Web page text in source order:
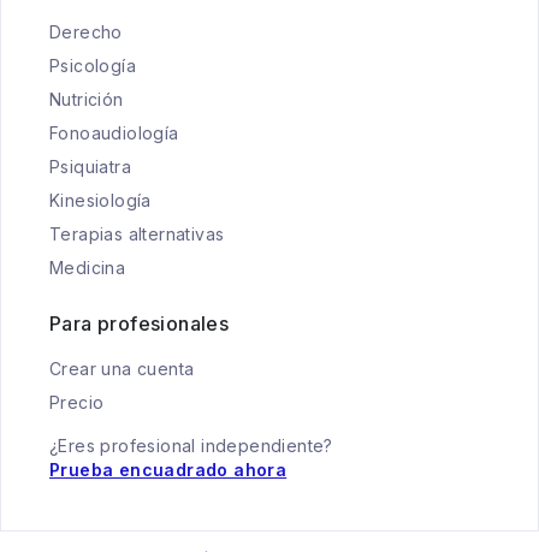
Derecho
Psicología
Nutrición
Fonoaudiología
Psiquiatra
Kinesiología
Terapias alternativas
Medicina
Para profesionales
Crear una cuenta
Precio
¿Eres profesional independiente?
Prueba encuadrado ahora